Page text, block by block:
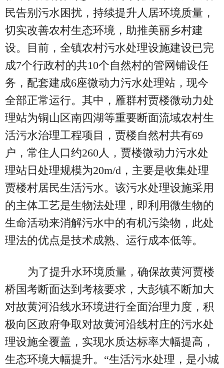
民告别污水困扰，持续提升人居环境质量，
切实改善农村生态环境，助推美丽乡村建
设。目前，全镇农村污水处理设施建设已完
成7个行政村的共10个自然村的管网铺设任
务，配套建成6座微动力污水处理站，现今
全部正常运行。其中，雁群村贾楼微动力处
理站为铜山区南四湖等重要断面流域农村生
活污水治理工程项目，贾楼自然村共有69
户，常住人口约260人，贾楼微动力污水处
理站日处理规模为20m/d，主要是收集处理
贾楼村居民生活污水。该污水处理设施采用
的主体工艺是生物法处理，即利用微生物的
生命活动来消解污水中的有机污染物，此处
理法的优点是技术成熟、运行成本低等。
为了提升水环境质量，确保故黄河贾楼
桥国考断面达到考核要求，大彭镇不断加大
对故黄河沿线水环境进行全面治理力度，积
极向区政府争取对故黄河沿线村庄的污水处
理设施全覆盖，实现水质达标率大幅提高，
生态环境大幅提升。“生活污水处理，是小城